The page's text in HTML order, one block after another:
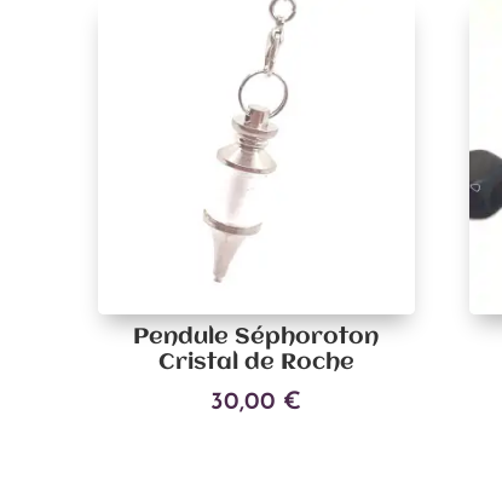
Pendule Séphoroton
Cristal de Roche
30,00 €